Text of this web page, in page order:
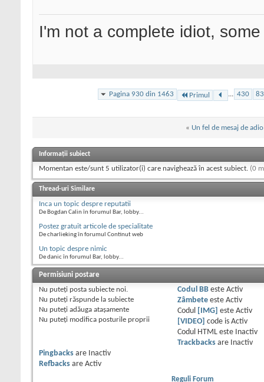
I'm not a complete idiot,
Pagina 930 din 1463 Primul ... 430
« Un fel de mesaj de adio
Informații subiect
Momentan este/sunt 5 utilizator(i) care navighează în acest subiect. (0
Thread-uri Similare
Inca un topic despre reputatii
De Bogdan Calin în forumul Bar, lobby...
Postez gratuit articole de specialitate
De charlieking în forumul Continut web
Un topic despre nimic
De danic în forumul Bar, lobby...
Permisiuni postare
Nu puteţi posta subiecte noi.
Nu puteţi răspunde la subiecte
Nu puteţi adăuga ataşamente
Nu puteţi modifica posturile proprii
Codul BBeste Activ
Zâmbeteeste Activ
Codul
[IMG] este Activ
[VIDEO] code is Activ
Codul HTML este
Inactiv
Trackbacksare
Inactiv
Pingbacks are
Inactiv
Refbacks are Activ
Reguli Forum